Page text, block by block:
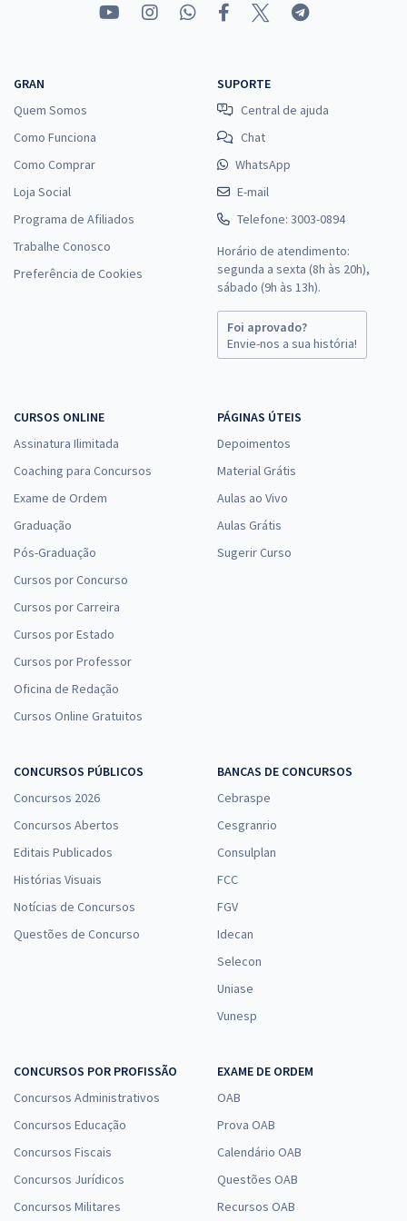
à vista
29,52
Economize R$ 88,56 (-20%)
Comprar
GRAN
Quem Somos
Como Funciona
Como Comprar
Loja Social
Programa de Afiliados
Trabalhe Conosco
Preferência de Cookies
SUPORTE
Central de ajuda
Chat
WhatsApp
E-mail
Telefone: 3003-0894
Horário de atendimento:
segunda a sexta (8h às 20h),
sábado (9h às 13h).
Foi aprovado?
Envie-nos a sua história!
CURSOS ONLINE
Assinatura Ilimitada
Coaching para Concursos
Exame de Ordem
Graduação
Pós-Graduação
Cursos por Concurso
Cursos por Carreira
Cursos por Estado
Cursos por Professor
Oficina de Redação
Cursos Online Gratuitos
PÁGINAS ÚTEIS
Depoimentos
Material Grátis
Aulas ao Vivo
Aulas Grátis
Sugerir Curso
CONCURSOS PÚBLICOS
Concursos 2026
Concursos Abertos
Editais Publicados
Histórias Visuais
Notícias de Concursos
Questões de Concurso
BANCAS DE CONCURSOS
Cebraspe
Cesgranrio
Consulplan
FCC
FGV
Idecan
Selecon
Uniase
Vunesp
CONCURSOS POR PROFISSÃO
Concursos Administrativos
Concursos Educação
Concursos Fiscais
Concursos Jurídicos
Concursos Militares
EXAME DE ORDEM
OAB
Prova OAB
Calendário OAB
Questões OAB
Recursos OAB